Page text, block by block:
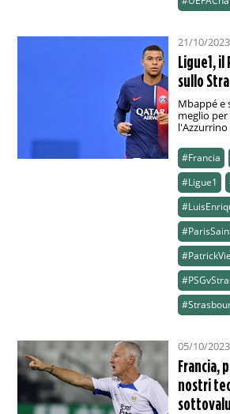
21/10/
Ligue1, il
sullo
Mbappé e
meglio
#Francia
#Ligue1
05/10/
Francia,
nostri